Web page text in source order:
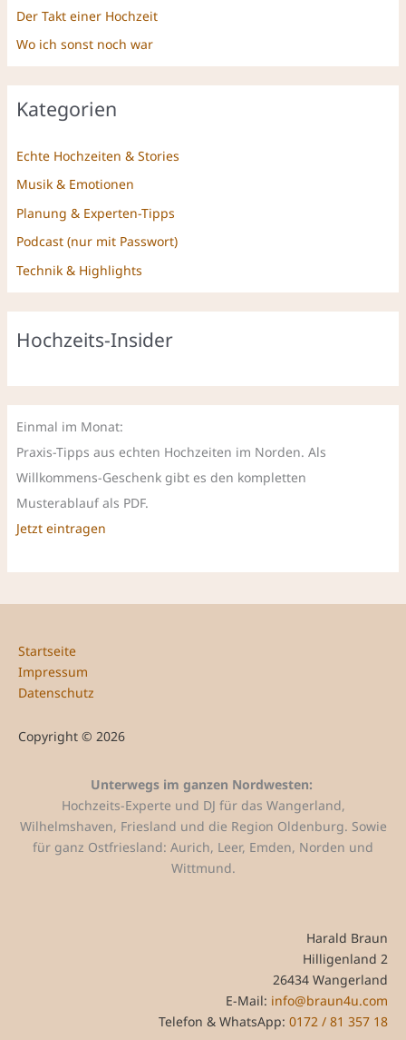
Der Takt einer Hochzeit
Wo ich sonst noch war
Kategorien
Echte Hochzeiten & Stories
Musik & Emotionen
Planung & Experten-Tipps
Podcast (nur mit Passwort)
Technik & Highlights
Hochzeits-Insider
Einmal im Monat:
Praxis-Tipps aus echten Hochzeiten im Norden. Als
Willkommens-Geschenk gibt es den kompletten
Musterablauf als PDF.
Jetzt eintragen
Startseite
Impressum
Datenschutz
Copyright © 2026
Unterwegs im ganzen Nordwesten:
Hochzeits-Experte und DJ für das Wangerland,
Wilhelmshaven, Friesland und die Region Oldenburg. Sowie
für ganz Ostfriesland: Aurich, Leer, Emden, Norden und
Wittmund.
Harald Braun
Hilligenland 2
26434 Wangerland
E-Mail: info@braun4u.com
Telefon & WhatsApp: 0172 / 81 357 18